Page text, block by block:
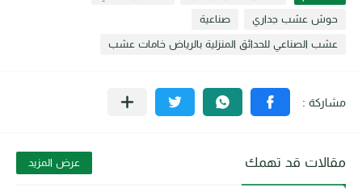
حوش عشب جداري صناعية
عشب الصناعي للحدائق المنزلية بالرياض خامات عشب
مقالات قد تهمك عرض المزيد